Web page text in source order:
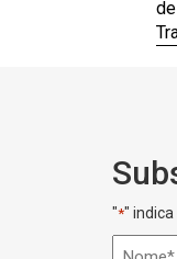
"*"
Nome